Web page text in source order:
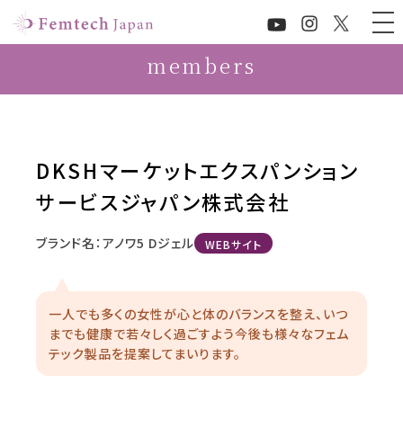
members
DKSHマーケットエクスパンション
サービスジャパン株式会社
ブランド名：アノワ5 Dジェル WEBサイト
一人でも多くの女性が心と体のバランスを整え、いつ
までも健康で若々しく過ごすよう今後も様々なフェム
テック製品を提案してまいります。